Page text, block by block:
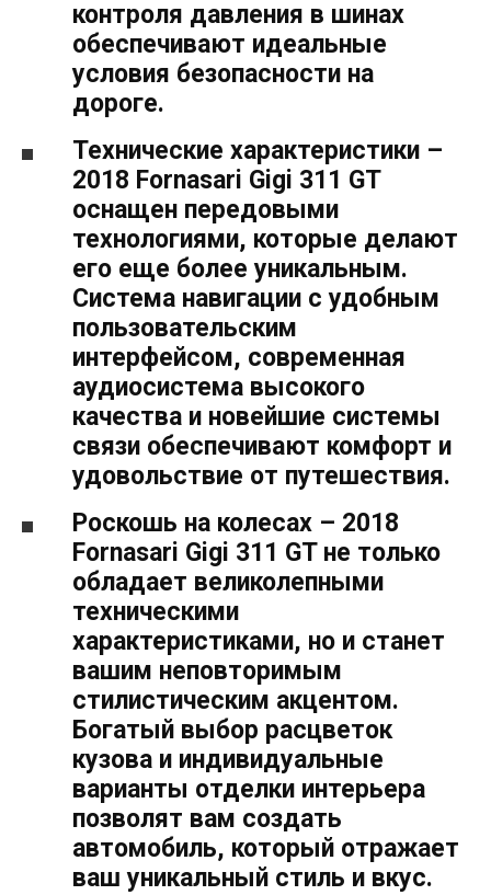
контроля давления в шинах
обеспечивают идеальные
условия безопасности на
дороге.
Технические характеристики –
2018 Fornasari Gigi 311 GT
оснащен передовыми
технологиями, которые делают
его еще более уникальным.
Система навигации с удобным
пользовательским
интерфейсом, современная
аудиосистема высокого
качества и новейшие системы
связи обеспечивают комфорт и
удовольствие от путешествия.
Роскошь на колесах – 2018
Fornasari Gigi 311 GT не только
обладает великолепными
техническими
характеристиками, но и станет
вашим неповторимым
стилистическим акцентом.
Богатый выбор расцветок
кузова и индивидуальные
варианты отделки интерьера
позволят вам создать
автомобиль, который отражает
ваш уникальный стиль и вкус.